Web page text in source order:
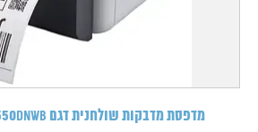
מדפסת מדבקות שולחנית דגם Brother - TD‑4550DNWB